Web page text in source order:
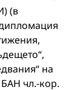
(в
на
чл.-кор.